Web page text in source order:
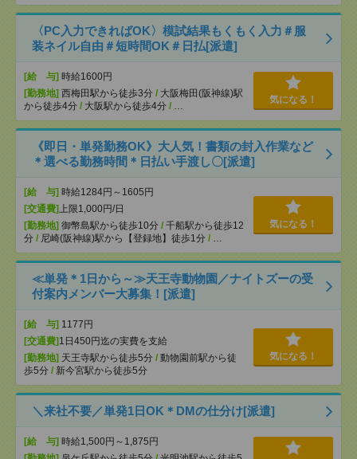
〈PC入力できればOK〉模試結果もくもく入力＃服
装ネイル自由＃短時間OK＃日払[派遣]
[給 与] 時給1600円
[勤務地] 西梅田駅から徒歩3分 / 大阪梅田(阪神線)駅
から徒歩4分 / 大阪駅から徒歩4分 / …
気になる！
《即日・単発勤務OK》大人気！書類の封入作業など
＊選べる勤務時間＊日払い手渡し〇[派遣]
[給 与] 時給1284円～1605円
[交通費] 上限1,000円/日
[勤務地] 御幣島駅から徒歩10分 / 千船駅から徒歩12
分 / 尼崎(阪神線)駅から【登録地】徒歩1分 / …
気になる！
≪単発＊1日から～≫天王寺動物園／ナイトズーの受
付案内メンバー大募集！[派遣]
[給 与] 1177円
[交通費] 1日450円迄の実費を支給
[勤務地] 天王寺駅から徒歩5分 / 動物園前駅から徒
歩5分 / 新今宮駅から徒歩5分
気になる！
＼来社不要／単発1日OK＊DMの仕分け[派遣]
[給 与] 時給1,500円～1,875円